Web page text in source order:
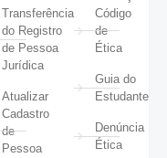
Transferência
do Registro
de Pessoa
Jurídica
Atualizar
Cadastro
de
Pessoa
Código
de
Ética
Guia do
Estudante
Denúncia
Ética